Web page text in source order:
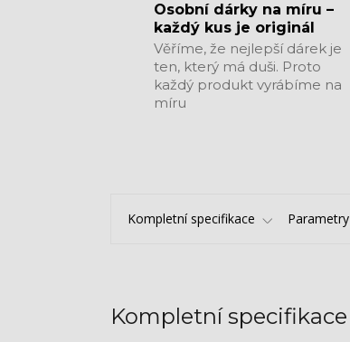
​​​​​​​Osobní dárky na míru –
každý kus je originál
Věříme, že nejlepší dárek je
ten, který má duši. Proto
každý produkt vyrábíme na
míru
Kompletní specifikace Parametry
Kompletní specifikace